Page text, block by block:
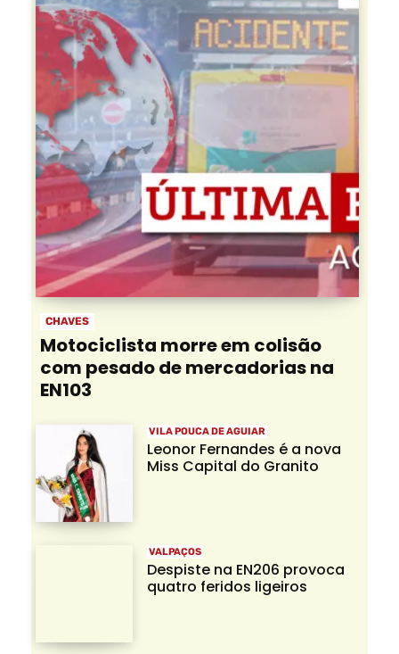
CHAVES
Motociclista morre em colisão
com pesado de mercadorias na
EN103
VILA POUCA DE AGUIAR
Leonor Fernandes é a nova
Miss Capital do Granito
VALPAÇOS
Despiste na EN206 provoca
quatro feridos ligeiros